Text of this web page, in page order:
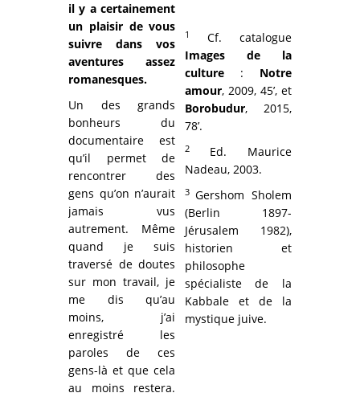
il y a certainement
un plaisir de vous
suivre dans vos
aventures assez
romanesques.
Un des grands
bonheurs du
documentaire est
qu’il permet de
rencontrer des
gens qu’on n’aurait
jamais vus
autrement. Même
quand je suis
traversé de doutes
sur mon travail, je
me dis qu’au
moins, j’ai
enregistré les
paroles de ces
gens-là et que cela
au moins restera.
1
Cf. catalogue
Images de la
culture: Notre
amour, 2009, 45’, et
Borobudur, 2015,
78’.
2 Ed. Maurice
Nadeau, 2003.
3 Gershom Sholem
(Berlin 1897-
Jérusalem 1982),
historien et
philosophe
spécialiste de la
Kabbale et de la
mystique juive.